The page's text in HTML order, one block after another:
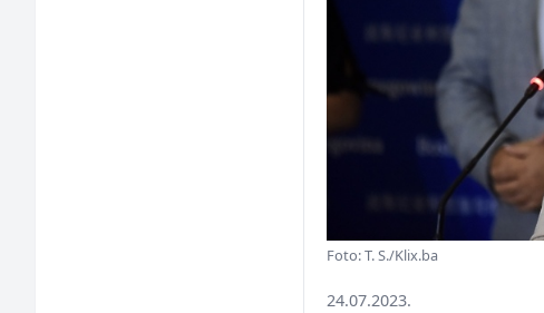
Foto: T. S./Klix.ba
24.07.2023.